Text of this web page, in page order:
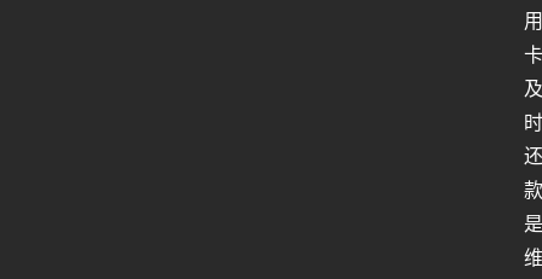
用
卡
及
时
还
款
是
维